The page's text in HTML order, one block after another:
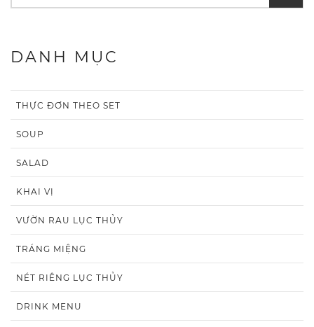
DANH MỤC
THỰC ĐƠN THEO SET
SOUP
SALAD
KHAI VỊ
VƯỜN RAU LỤC THỦY
TRÁNG MIỆNG
NÉT RIÊNG LỤC THỦY
DRINK MENU